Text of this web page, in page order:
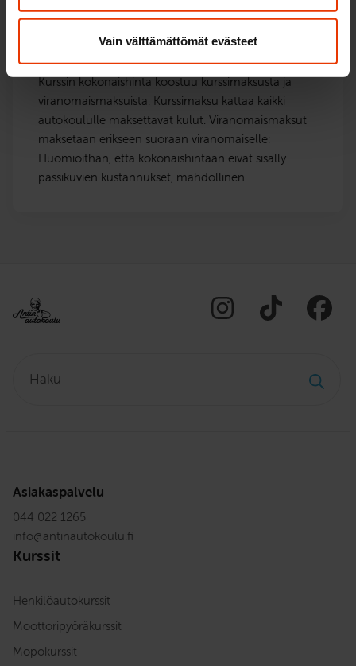
Vain välttämättömät evästeet
kokonaisuudessaan?
Kurssin kokonaishinta koostuu kurssimaksusta ja
viranomaismaksuista. Kurssimaksu kattaa kaikki
autokoululle maksettavat kulut. Viranomaismaksut
maksetaan erikseen suoraan viranomaiselle:
Huomioithan, että kokonaishintaan eivät sisälly
passikuvien kustannukset, mahdollinen…
Asiakaspalvelu
044 022 1265
info@antinautokoulu.fi
Kurssit
Henkilöautokurssit
Moottoripyöräkurssit
Mopokurssit